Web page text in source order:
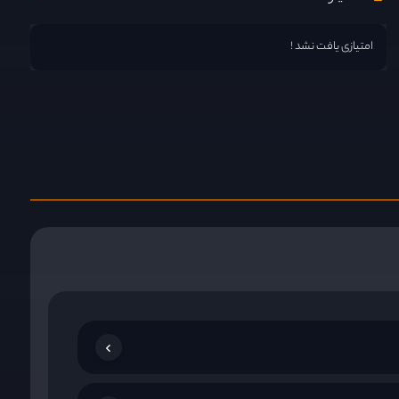
امتیازی یافت نشد !